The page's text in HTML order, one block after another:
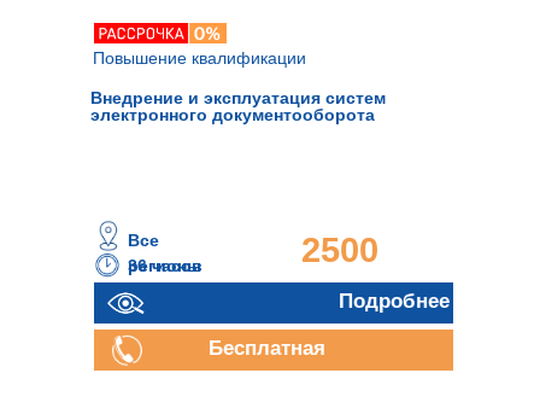
Внедрение и эксплуатация систем
электронного документооборота
36 часов
2500
руб.
Все
регионы
Подробнее
Бесплатная
Повышение квалификации